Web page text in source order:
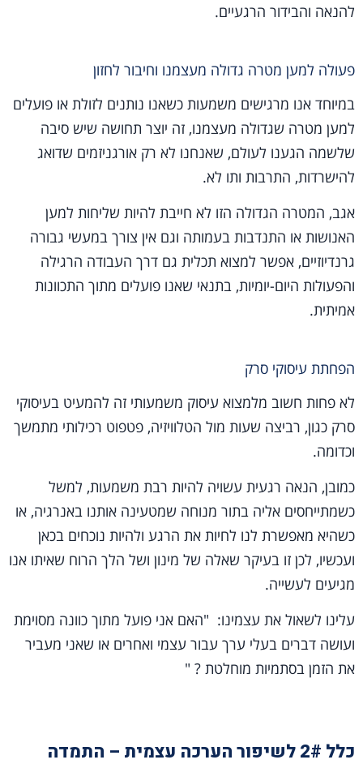
להנאה והבידור הרגעיים.
פעולה למען מטרה גדולה מעצמנו וחיבור לחזון
במיוחד אנו מרגישים משמעות כשאנו נותנים לזולת או פועלים
למען מטרה שגדולה מעצמנו, זה יוצר תחושה שיש סיבה
שלשמה הגענו לעולם, שאנחנו לא רק אורגניזמים שדואג
להישרדות, התרבות ותו לא.
אגב, המטרה הגדולה הזו לא חייבת להיות שליחות למען
האנושות או התנדבות בעמותה וגם אין צורך במעשי גבורה
גרנדיוזיים, אפשר למצוא תכלית גם דרך העבודה הרגילה
והפעולות היום-יומיות, בתנאי שאנו פועלים מתוך התכוונות
אמיתית.
הפחתת עיסוקי סרק
לא פחות חשוב מלמצוא עיסוק משמעותי זה להמעיט בעיסוקי
סרק כגון, רביצה שעות מול הטלוויזיה, פטפוט רכילותי מתמשך
וכדומה.
כמובן, הנאה רגעית עשויה להיות רבת משמעות, למשל
כשמתייחסים אליה בתור מנוחה שמטעינה אותנו באנרגיה, או
כשהיא מאפשרת לנו לחיות את הרגע ולהיות נוכחים בכאן
ועכשיו, לכן זו בעיקר שאלה של מינון ושל הלך הרוח שאיתו אנו
מגיעים לעשייה.
עלינו לשאול את עצמינו: "האם אני פועל מתוך כוונה מסוימת
ועושה דברים בעלי ערך עבור עצמי ואחרים או שאני מעביר
את הזמן בסתמיות מוחלטת ? "
כלל 2# לשיפור הערכה עצמית – התמדה